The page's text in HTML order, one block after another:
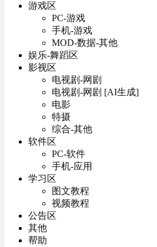
游戏区
PC-游戏
手机-游戏
MOD-数据-其他
娱乐-舞蹈区
影视区
电视剧-网剧
电视剧-网剧 [AI生成]
电影
特摄
综合-其他
软件区
PC-软件
手机-应用
学习区
图文教程
视频教程
公告区
其他
帮助